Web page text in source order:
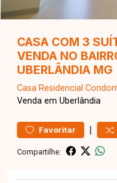
CASA COM 3
VENDA NO
UBERLÂNDIA MG
Casa Residencial
Venda em Uberlândia
Favoritar |
Compartilhe: